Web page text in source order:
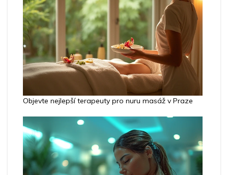
Objevte nejlepší terapeuty pro nuru masáž v Praze